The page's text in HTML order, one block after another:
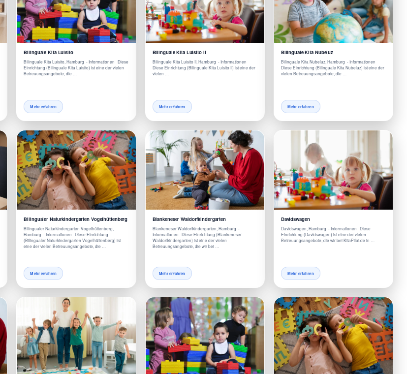
Bilinguale Kita Luisito
Bilinguale Kita Luisito, Hamburg - Informationen Diese
Einrichtung (Bilinguale Kita Luisito) ist eine der vielen
Betreuungsangebote, die …
Mehr erfahren
Bilinguale Kita Luisito II
Bilinguale Kita Luisito II, Hamburg - Informationen
Diese Einrichtung (Bilinguale Kita Luisito II) ist eine der
vielen …
Mehr erfahren
Bilinguale Kita Nubeluz
Bilinguale Kita Nubeluz, Hamburg - Informationen
Diese Einrichtung (Bilinguale Kita Nubeluz) ist eine der
vielen Betreuungsangebote, die …
Mehr erfahren
Bilingualer Naturkindergarten Vogelhüttenberg
Bilingualer Naturkindergarten Vogelhüttenberg,
Hamburg - Informationen Diese Einrichtung
(Bilingualer Naturkindergarten Vogelhüttenberg) ist
eine der vielen Betreuungsangebote, die …
Mehr erfahren
Blankeneser Waldorfkindergarten
Blankeneser Waldorfkindergarten, Hamburg -
Informationen Diese Einrichtung (Blankeneser
Waldorfkindergarten) ist eine der vielen
Betreuungsangebote, die wir bei …
Mehr erfahren
Davidswagen
Davidswagen, Hamburg - Informationen Diese
Einrichtung (Davidswagen) ist eine der vielen
Betreuungsangebote, die wir bei KitaPilot.de in …
Mehr erfahren